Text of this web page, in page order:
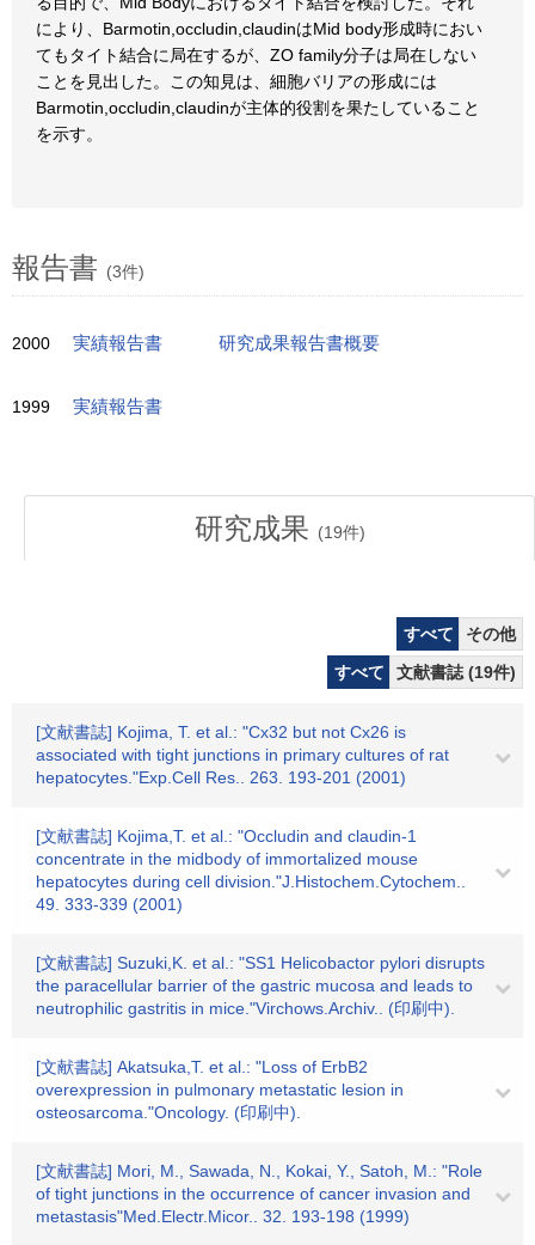
により、Barmotin,occludin,claudinはMid body形成時におい
てもタイト結合に局在するが、ZO family分子は局在しない
ことを見出した。この知見は、細胞バリアの形成には
Barmotin,occludin,claudinが主体的役割を果たしていること
を示す。
報告書 (3件)
2000 実績報告書 研究成果報告書概要
1999 実績報告書
研究成果 (19件)
すべて
その他
すべて
文献書誌 (19件)
[文献書誌] Kojima, T. et al.: "Cx32 but not Cx26 is
associated with tight junctions in primary cultures of rat
hepatocytes."Exp.Cell Res.. 263. 193-201 (2001)
[文献書誌] Kojima,T. et al.: "Occludin and claudin-1
concentrate in the midbody of immortalized mouse
hepatocytes during cell division."J.Histochem.Cytochem..
49. 333-339 (2001)
[文献書誌] Suzuki,K. et al.: "SS1 Helicobactor pylori disrupts
the paracellular barrier of the gastric mucosa and leads to
neutrophilic gastritis in mice."Virchows.Archiv.. (印刷中).
[文献書誌] Akatsuka,T. et al.: "Loss of ErbB2
overexpression in pulmonary metastatic lesion in
osteosarcoma."Oncology. (印刷中).
[文献書誌] Mori, M., Sawada, N., Kokai, Y., Satoh, M.: "Role
of tight junctions in the occurrence of cancer invasion and
metastasis"Med.Electr.Micor.. 32. 193-198 (1999)